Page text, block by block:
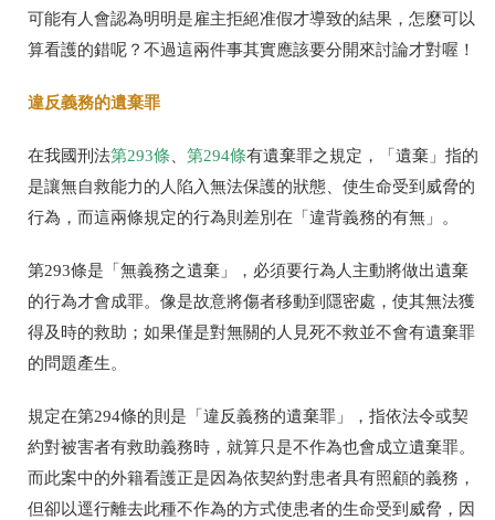
可能有人會認為明明是雇主拒絕准假才導致的結果，怎麼可以
算看護的錯呢？不過這兩件事其實應該要分開來討論才對喔！
違反義務的遺棄罪
在我國刑法第293條、 第294條有遺棄罪之規定，「遺棄」指的
是讓無自救能力的人陷入無法保護的狀態、使生命受到威脅的
行為，而這兩條規定的行為則差別在「違背義務的有無」。
第293條是「無義務之遺棄」，必須要行為人主動將做出遺棄
的行為才會成罪。像是故意將傷者移動到隱密處，使其無法獲
得及時的救助；如果僅是對無關的人見死不救並不會有遺棄罪
的問題產生。
規定在第294條的則是 「違反義務的遺棄罪」
，指依法令或契
約對被害者有救助義務時，就算只是不作為也會成立遺棄罪。
而此案中的外籍看護正是因為依契約對患者具有照顧的義務，
但卻以逕行離去此種不作為的方式使患者的生命受到威脅，因